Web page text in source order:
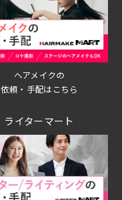
ヘアメイクの
依頼・手配はこちら
ライターマート